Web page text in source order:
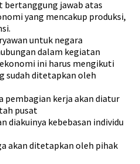
bertanggung jawab atas
yang mencakup produksi,
untuk negara
dalam kegiatan
ini harus mengikuti
sudah ditetapkan oleh
pembagian kerja akan diatur
pusat
diakuinya kebebasan individu
akan ditetapkan oleh pihak